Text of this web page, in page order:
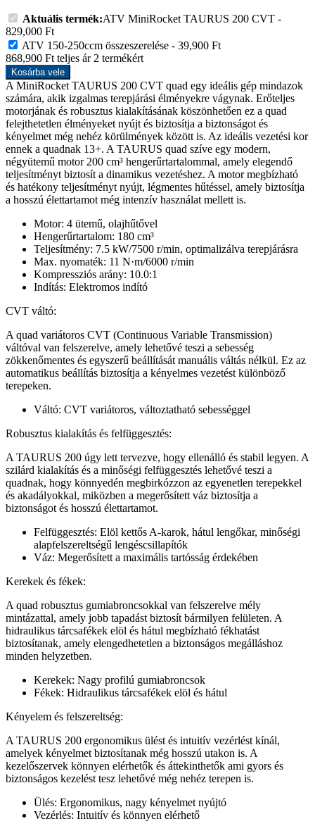
Aktuális termék:ATV MiniRocket TAURUS 200 CVT -
829,000 Ft
ATV 150-250ccm összeszerelése - 39,900 Ft
868,900 Ft teljes ár 2 termékért
Kosárba vele
A MiniRocket TAURUS 200 CVT quad egy ideális gép mindazok
számára, akik izgalmas terepjárási élményekre vágynak. Erőteljes
motorjának és robusztus kialakításának köszönhetően ez a quad
felejthetetlen élményeket nyújt és biztosítja a biztonságot és
kényelmet még nehéz körülmények között is. Az ideális vezetési kor
ennek a quadnak 13+. A TAURUS quad szíve egy modern,
négyütemű motor 200 cm³ hengerűrtartalommal, amely elegendő
teljesítményt biztosít a dinamikus vezetéshez. A motor megbízható
és hatékony teljesítményt nyújt, légmentes hűtéssel, amely biztosítja
a hosszú élettartamot még intenzív használat mellett is.
Motor: 4 ütemű, olajhűtővel
Hengerűrtartalom: 180 cm³
Teljesítmény: 7.5 kW/7500 r/min, optimalizálva terepjárásra
Max. nyomaték: 11 N·m/6000 r/min
Kompressziós arány: 10.0:1
Indítás: Elektromos indító
CVT váltó:
A quad variátoros CVT (Continuous Variable Transmission)
váltóval van felszerelve, amely lehetővé teszi a sebesség
zökkenőmentes és egyszerű beállítását manuális váltás nélkül. Ez az
automatikus beállítás biztosítja a kényelmes vezetést különböző
terepeken.
Váltó: CVT variátoros, változtatható sebességgel
Robusztus kialakítás és felfüggesztés:
A TAURUS 200 úgy lett tervezve, hogy ellenálló és stabil legyen. A
szilárd kialakítás és a minőségi felfüggesztés lehetővé teszi a
quadnak, hogy könnyedén megbirkózzon az egyenetlen terepekkel
és akadályokkal, miközben a megerősített váz biztosítja a
biztonságot és hosszú élettartamot.
Felfüggesztés: Elöl kettős A-karok, hátul lengőkar, minőségi
alapfelszereltségű lengéscsillapítók
Váz: Megerősített a maximális tartósság érdekében
Kerekek és fékek:
A quad robusztus gumiabroncsokkal van felszerelve mély
mintázattal, amely jobb tapadást biztosít bármilyen felületen. A
hidraulikus tárcsafékek elöl és hátul megbízható fékhatást
biztosítanak, amely elengedhetetlen a biztonságos megálláshoz
minden helyzetben.
Kerekek: Nagy profilú gumiabroncsok
Fékek: Hidraulikus tárcsafékek elöl és hátul
Kényelem és felszereltség:
A TAURUS 200 ergonomikus ülést és intuitív vezérlést kínál,
amelyek kényelmet biztosítanak még hosszú utakon is. A
kezelőszervek könnyen elérhetők és áttekinthetők ami gyors és
biztonságos kezelést tesz lehetővé még nehéz terepen is.
Ülés: Ergonomikus, nagy kényelmet nyújtó
Vezérlés: Intuitív és könnyen elérhető